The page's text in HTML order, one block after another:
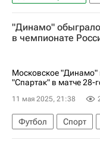
Грозный
Сердер
Ахмат
Зенит
РПЛ 2026-2027
"Динамо"
в чемпионате
Московское "Динамо"
"Спартак" в матче 28-
11 мая 2025, 21:38
Футбол Спорт
Динамо Москва